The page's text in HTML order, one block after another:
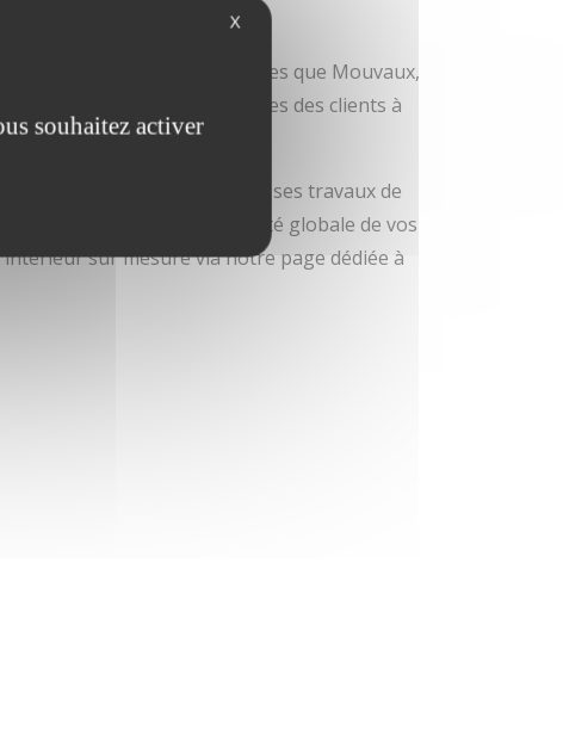
les communes voisines telles que Mouvaux,
aux besoins spécifiques des clients à
d’Ascq
, ainsi que pour ses travaux de
, essentiels pour la qualité globale de vos
sur mesure via notre page dédiée à
X
souhaitez activer